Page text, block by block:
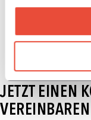
JETZT EINEN
VEREINBAREN